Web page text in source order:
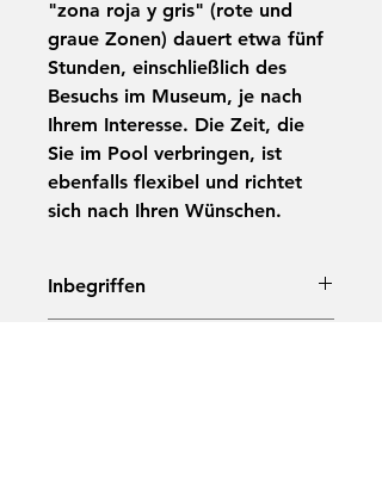
"zona roja y gris" (rote und
graue Zonen) dauert etwa fünf
Stunden, einschließlich des
Besuchs im Museum, je nach
Ihrem Interesse. Die Zeit, die
Sie im Pool verbringen, ist
ebenfalls flexibel und richtet
sich nach Ihren Wünschen.
Inbegriffen